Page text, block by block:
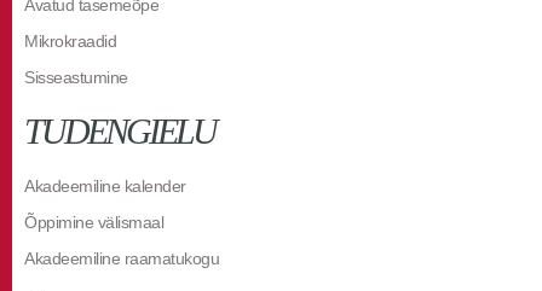
Avatud tasemeõpe
Mikrokraadid
Sisseastumine
TUDENGIELU
Akadeemiline kalender
Õppimine välismaal
Akadeemiline raamatukogu